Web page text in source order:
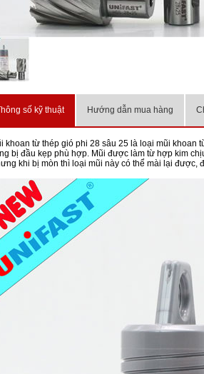
số kỹ thuật Hướng dẫn mua hàng
khoan từ thép gió phi 28 sâu 25 là loại mũi khoan
bị đầu kẹp phù hợp. Mũi được làm từ hợp kim
khi bị mòn thì loại mũi này có thể mài lại được,